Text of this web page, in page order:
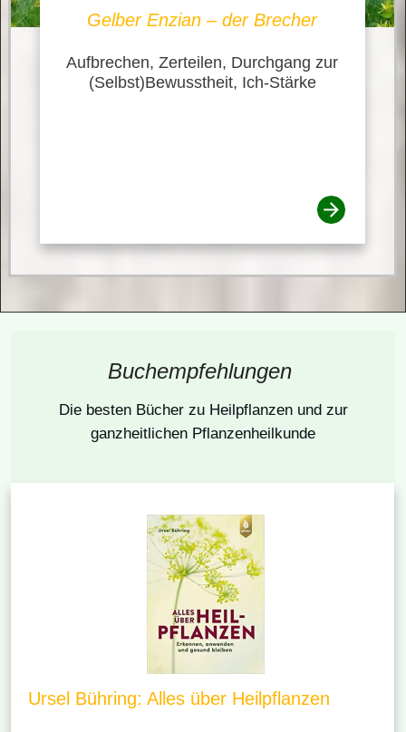
Gelber Enzian – der Brecher
Aufbrechen, Zerteilen, Durchgang zur
(Selbst)Bewusstheit, Ich-Stärke
Buchempfehlungen
Die besten Bücher zu Heilpflanzen und zur
ganzheitlichen Pflanzenheilkunde
Ursel Bühring: Alles über Heilpflanzen